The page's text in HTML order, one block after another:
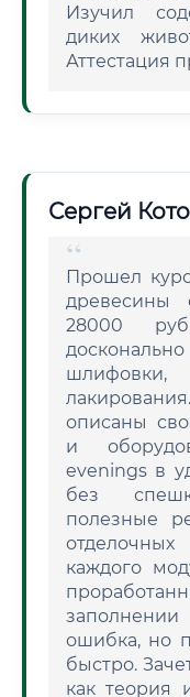
Изучил
диких
Аттестация
Сергей
Прошел
древесины
28000
описаны
и
evenings в
без
полезные
каждого
ошибка, но
быстро.
как теория